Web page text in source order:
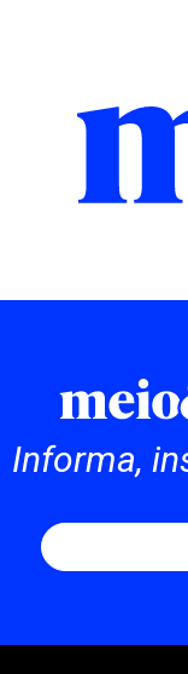
Informa,